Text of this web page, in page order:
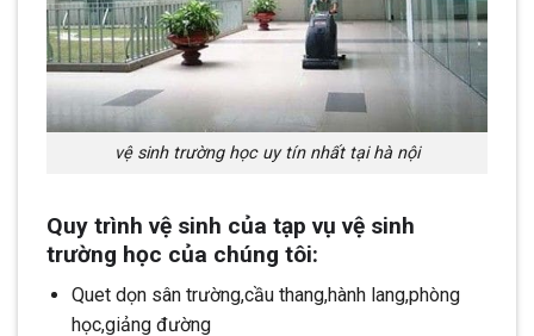
vệ sinh trường học uy tín nhất tại hà nội
Quy trình vệ sinh của tạp vụ vệ sinh
trường học của chúng tôi:
Quet dọn sân trường,cầu thang,hành lang,phòng
học,giảng đường